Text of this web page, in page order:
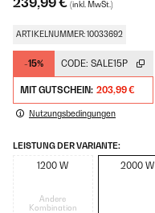
(inkl. MwSt.)
ARTIKELNUMMER: 10033692
-15% CODE: SALE15P
MIT GUTSCHEIN: 203,99 €
Nutzungsbedingungen
LEISTUNG DER VARIANTE:
1200 W
Andere
Kombination
2000 W